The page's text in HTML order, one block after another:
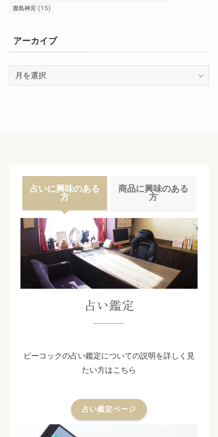
鹿島神宮 (15)
アーカイブ
ー
占いに興味のある
方
商品に興味のある
方
占い鑑定
ピーコックの占い鑑定についての説明を詳しく見
たい方はこちら
占い鑑定ページ